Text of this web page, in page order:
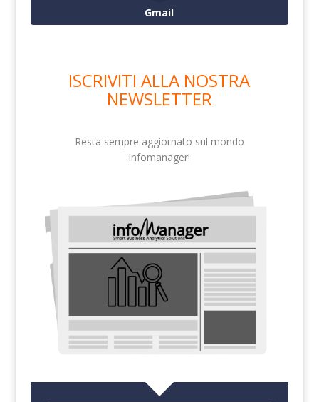
Gmail
ISCRIVITI ALLA NOSTRA
NEWSLETTER
Resta sempre aggiornato sul mondo
Infomanager!